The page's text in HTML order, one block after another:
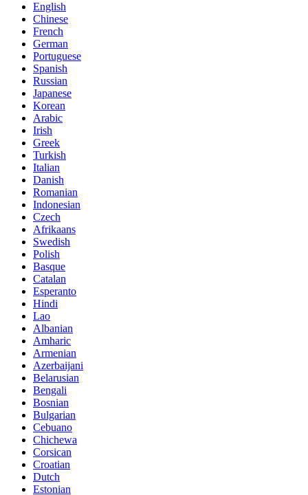
English
Chinese
French
German
Portuguese
Spanish
Russian
Japanese
Korean
Arabic
Irish
Greek
Turkish
Italian
Danish
Romanian
Indonesian
Czech
Afrikaans
Swedish
Polish
Basque
Catalan
Esperanto
Hindi
Lao
Albanian
Amharic
Armenian
Azerbaijani
Belarusian
Bengali
Bosnian
Bulgarian
Cebuano
Chichewa
Corsican
Croatian
Dutch
Estonian